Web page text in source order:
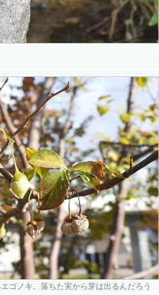
ゴノキ。落ちた実から芽は出るんだろう